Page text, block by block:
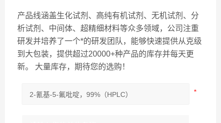
产品线涵盖生化试剂、高纯有机试剂、无机试剂、分
析试剂、中间体、超精细材料等众多领域，公司注重
研发并培养了一个*的研发团队，能够快速提供从克级
到大包装，提供超过20000+种产品的库存并每天更
新。 大量库存，期待您的选购！